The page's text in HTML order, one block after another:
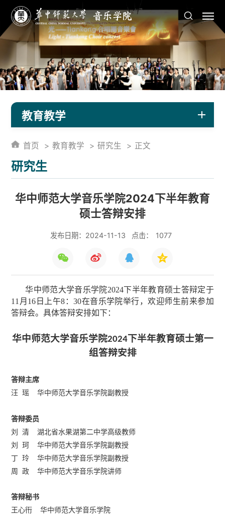
教育教学
研究生
首页 教育教学 研究生 正文
华中师范大学音乐学院2024下半年教育
硕士答辩安排
发布日期：2024-11-13 点击： 1077
华中师范大学音乐学院2024下半年教育硕士答辩定于
11月16日上午8：30在音乐学院举行，欢迎师生前来参加
答辩会。具体答辩安排如下：
华中师范大学音乐学院2024下半年教育硕士第一
组答辩安排
答辩主席
汪 瑶 华中师范大学音乐学院副教授
答辩委员
刘
清
湖北省水果湖第二中学高级教师
刘 珂
华中师范大学音乐学院副教授
丁 玲 华中师范大学音乐学院副教授
周
政 华中师范大学音乐学院讲师
答辩秘书
王心衎
华中师范大学音乐学院